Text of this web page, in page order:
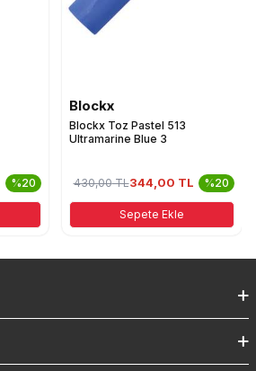
%20
Blockx
Blockx Toz Pastel 513
Ultramarine Blue 3
344,00 TL
430,00TL %20
Sepete Ekle